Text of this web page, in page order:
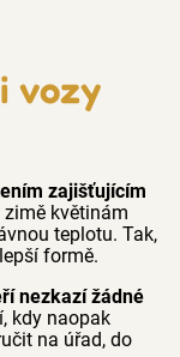
vozy
zajišťujícím
zimě květinám
teplotu. Tak,
formě.
nezkazí žádné
kdy naopak
na úřad, do